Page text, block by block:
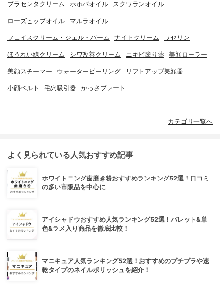
プラセンタクリーム ホホバオイル スクワランオイル
ローズヒップオイル マルラオイル
フェイスクリーム・ジェル・バーム ナイトクリーム ワセリン
ほうれい線クリーム シワ改善クリーム ニキビ塗り薬 美顔ローラー
美顔スチーマー ウォーターピーリング リフトアップ美顔器
小顔ベルト 毛穴吸引器 かっさプレート
カテゴリ一覧へ
よく見られている人気おすすめ記事
ホワイトニング歯磨き粉おすすめランキング52選！口コミ
の多い市販品を中心に
アイシャドウおすすめ人気ランキング52選！パレット&単
色&ラメ入り商品を徹底比較！
マニキュア人気ランキング52選！おすすめのプチプラや速
乾タイプのネイルポリッシュを紹介！